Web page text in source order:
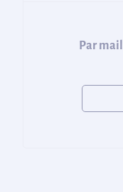
Par mail